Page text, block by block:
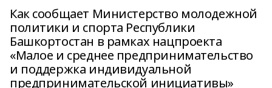
Как сообщает Министерство молодежной
политики и спорта Республики
Башкортостан в рамках нацпроекта
«Малое и среднее предпринимательство
и поддержка индивидуальной
предпринимательской инициативы»